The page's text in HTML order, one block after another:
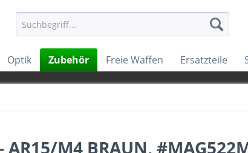
Optik Zubehör Freie Waffen Ersatzteile
AR15/M4 BRAUN,